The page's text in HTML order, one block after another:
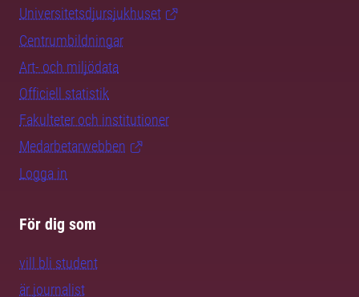
Universitetsdjursjukhuset
Centrumbildningar
Art- och miljödata
Officiell statistik
Fakulteter och institutioner
Medarbetarwebben
Logga in
För dig som
vill bli student
är journalist